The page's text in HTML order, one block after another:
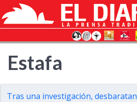
Estafa
Tras una investigación,